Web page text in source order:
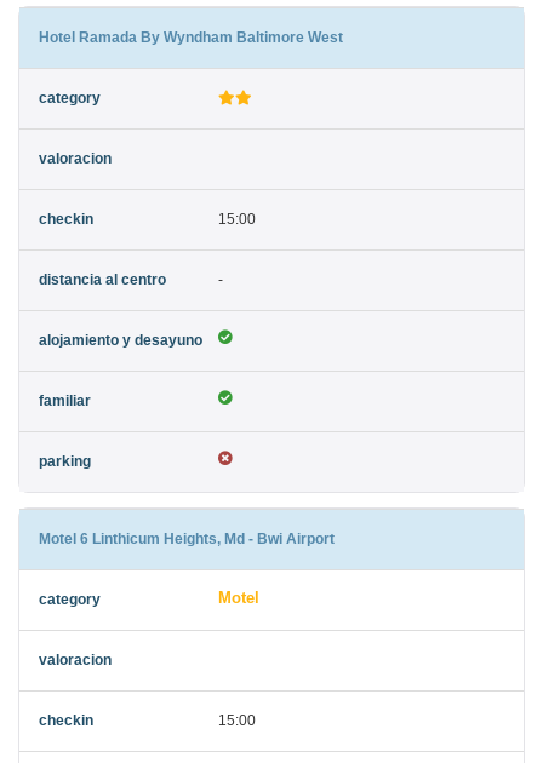
Hotel Ramada By Wyndham Baltimore West
15:00
-
Motel 6 Linthicum Heights, Md - Bwi Airport
Motel
15:00